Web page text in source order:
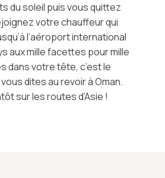
du soleil puis vous quittez
votre chauffeur qui
l’aéroport international
aux mille facettes pour mille
dans votre tête, c’est le
dites au revoir à Oman.
sur les routes d’Asie !